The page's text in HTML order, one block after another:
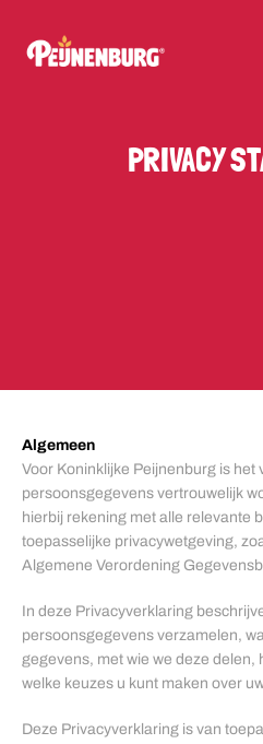
PRIVACY
Algemeen
Voor Koninklijke Peijnenburg is het
persoonsgegevens vertrouwelijk
hierbij rekening met alle relevante
toepasselijke privacywetgeving,
Algemene Verordening
In deze Privacyverklaring
persoonsgegevens verzamelen,
gegevens, met wie we deze delen,
welke keuzes u kunt maken over
Deze Privacyverklaring is van